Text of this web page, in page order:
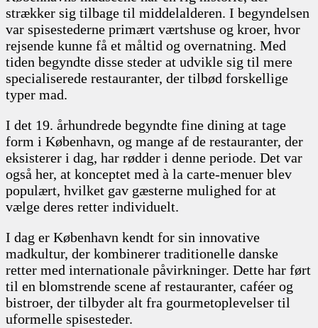
strækker sig tilbage til middelalderen. I begyndelsen
var spisestederne primært værtshuse og kroer, hvor
rejsende kunne få et måltid og overnatning. Med
tiden begyndte disse steder at udvikle sig til mere
specialiserede restauranter, der tilbød forskellige
typer mad.
I det 19. århundrede begyndte fine dining at tage
form i København, og mange af de restauranter, der
eksisterer i dag, har rødder i denne periode. Det var
også her, at konceptet med à la carte-menuer blev
populært, hvilket gav gæsterne mulighed for at
vælge deres retter individuelt.
I dag er København kendt for sin innovative
madkultur, der kombinerer traditionelle danske
retter med internationale påvirkninger. Dette har ført
til en blomstrende scene af restauranter, caféer og
bistroer, der tilbyder alt fra gourmetoplevelser til
uformelle spisesteder.